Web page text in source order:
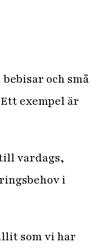
och små
exempel är
vardags,
i
som vi har